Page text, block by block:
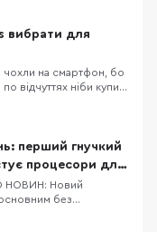
вибрати для
на смартфон, бо
відчуттях ніби купив
Дивитися картинки
приємно, але краще
тому сьогодні
перший гнучкий
процесори для
процесор
Новий
без